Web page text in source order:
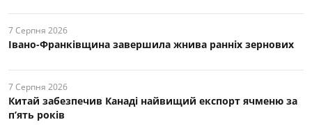
7 Серпня 2026
Івано-Франківщина завершила жнива ранніх зернових
7 Серпня 2026
Китай забезпечив Канаді найвищий експорт ячменю за
п’ять років